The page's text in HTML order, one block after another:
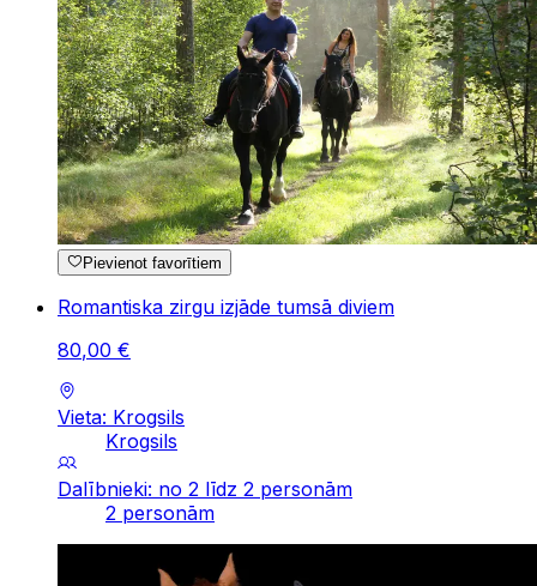
Pievienot favorītiem
Romantiska zirgu izjāde tumsā diviem
80,00 €
Vieta: Krogsils
Krogsils
Dalībnieki: no 2 līdz 2 personām
2 personām